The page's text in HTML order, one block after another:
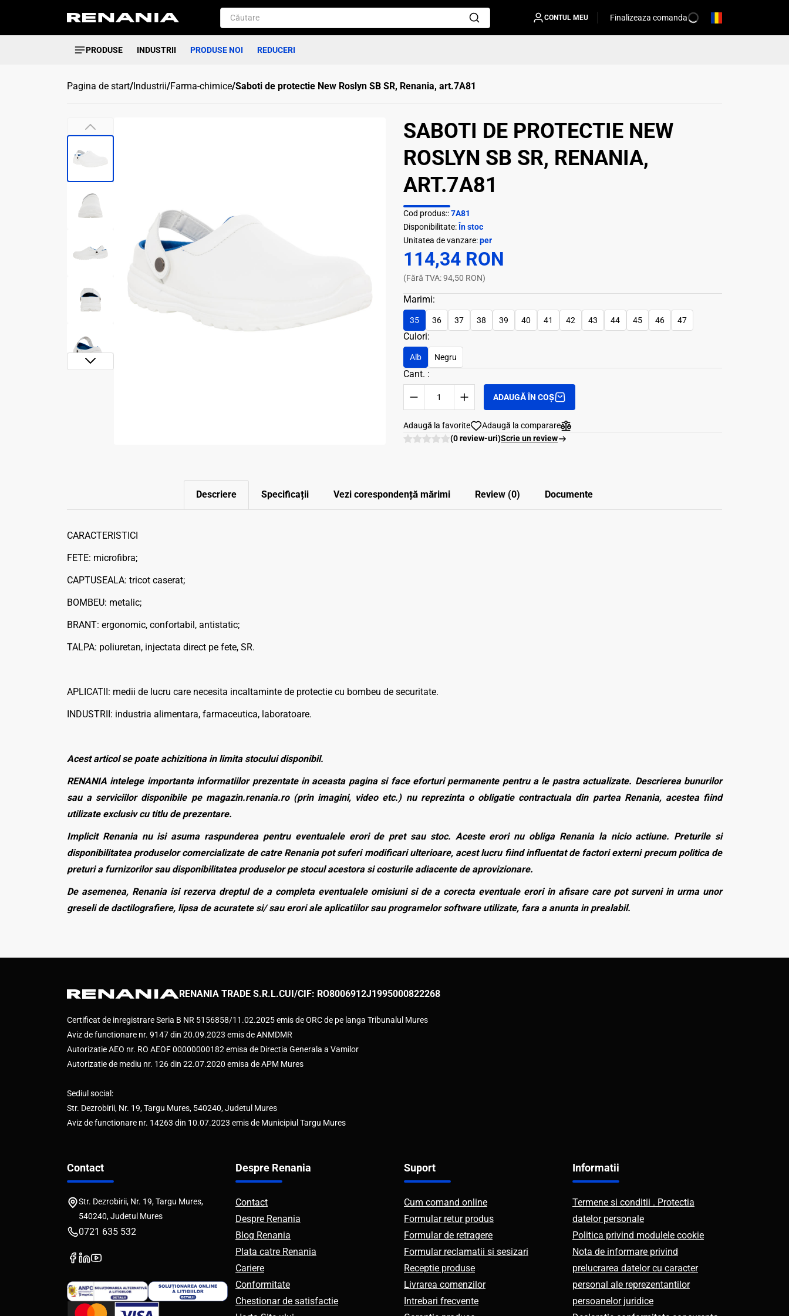
CONTUL MEU Finalizeaza comanda
PRODUSE INDUSTRII PRODUSE NOI REDUCERI
Pagina de start/Industrii/Farma-chimice/Saboti de protectie New Roslyn SB SR, Renania, art.7A81
SABOTI DE PROTECTIE NEW
ROSLYN SB SR, RENANIA,
ART.7A81
Cod produs::7A81
Disponibilitate: În stoc
Unitatea de vanzare:per
114,34 RON
(Fără TVA: 94,50 RON)
Marimi:
35 36 37 38 39 40 41 42 43 44 45 46 47
Culori:
Alb Negru
Cant. :
ADAUGĂ ÎN COȘ
Adaugă la favorite
Adaugă la comparare
(0 review-uri)Scrie un review
Descriere Specificații Vezi corespondenţă mărimi Review (0) Documente
CARACTERISTICI
FETE: microfibra;
CAPTUSEALA: tricot caserat;
BOMBEU: metalic;
BRANT: ergonomic, confortabil, antistatic;
TALPA: poliuretan, injectata direct pe fete, SR.
APLICATII: medii de lucru care necesita incaltaminte de protectie cu bombeu de securitate.
INDUSTRII: industria alimentara, farmaceutica, laboratoare.
Acest articol se poate achizitiona in limita stocului disponibil.
RENANIA intelege importanta informatiilor prezentate in aceasta pagina si face eforturi permanente pentru a le pastra actualizate. Descrierea bunurilor
sau a serviciilor disponibile pe magazin.renania.ro (prin imagini, video etc.) nu reprezinta o obligatie contractuala din partea Renania, acestea fiind
utilizate exclusiv cu titlu de prezentare.
Implicit Renania nu isi asuma raspunderea pentru eventualele erori de pret sau stoc. Aceste erori nu obliga Renania la nicio actiune. Preturile si
disponibilitatea produselor comercializate de catre Renania pot suferi modificari ulterioare, acest lucru fiind influentat de factori externi precum politica de
preturi a furnizorilor sau disponibilitatea produselor pe stocul acestora si costurile adiacente de aprovizionare.
De asemenea, Renania isi rezerva dreptul de a completa eventualele omisiuni si de a corecta eventuale erori in afisare care pot surveni in urma unor
greseli de dactilografiere, lipsa de acuratete si/ sau erori ale aplicatiilor sau programelor software utilizate, fara a anunta in prealabil.
RENANIA TRADE S.R.L.CUI/CIF: RO8006912J1995000822268
Certificat de inregistrare Seria B NR 5156858/11.02.2025 emis de ORC de pe langa Tribunalul Mures
Aviz de functionare nr. 9147 din 20.09.2023 emis de ANMDMR
Autorizatie AEO nr. RO AEOF 00000000182 emisa de Directia Generala a Vamilor
Autorizatie de mediu nr. 126 din 22.07.2020 emisa de APM Mures
Sediul social:
Str. Dezrobirii, Nr. 19, Targu Mures, 540240, Judetul Mures
Aviz de functionare nr. 14263 din 10.07.2023 emis de Municipiul Targu Mures
Contact
Str. Dezrobirii, Nr. 19, Targu Mures,
540240, Judetul Mures
0721 635 532
Despre Renania
Contact
Despre Renania
Blog Renania
Plata catre Renania
Cariere
Conformitate
Chestionar de satisfactie
Suport
Cum comand online
Formular retur produs
Formular de retragere
Formular reclamatii si sesizari
Receptie produse
Livrarea comenzilor
Intrebari frecvente
Informatii
Termene si conditii . Protectia
datelor personale
Politica privind modulele cookie
Nota de informare privind
prelucrarea datelor cu caracter
personal ale reprezentantilor
persoanelor juridice